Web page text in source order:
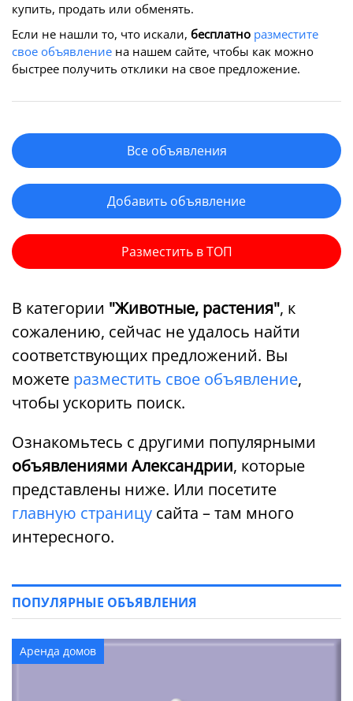
купить, продать или обменять.
Если не нашли то, что искали, бесплатно разместите
свое объявление на нашем сайте, чтобы как можно
быстрее получить отклики на свое предложение.
Все объявления
Добавить объявление
Разместить в ТОП
В категории "Животные, растения", к
сожалению, сейчас не удалось найти
соответствующих предложений. Вы
можете разместить свое объявление,
чтобы ускорить поиск.
Ознакомьтесь с другими популярными
объявлениями Александрии, которые
представлены ниже. Или посетите
главную страницу сайта – там много
интересного.
ПОПУЛЯРНЫЕ ОБЪЯВЛЕНИЯ
Аренда домов